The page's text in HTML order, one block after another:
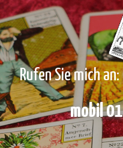
Rufen Sie mich an:
mobil